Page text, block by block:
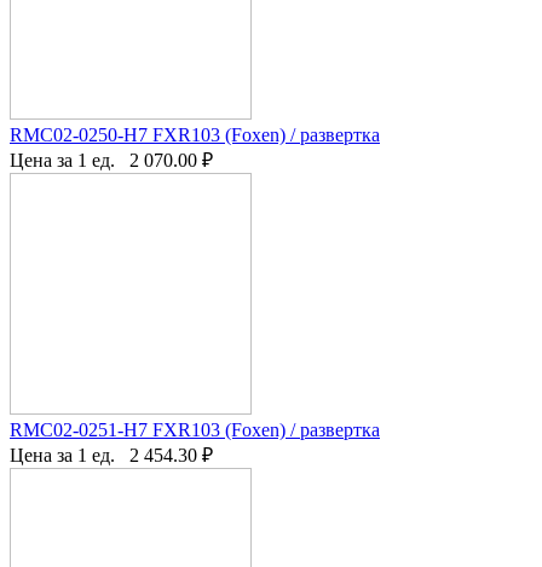
RMC02-0250-H7 FXR103 (Foxen) / развертка
Цена за 1 ед.
2 070.00 ₽
RMC02-0251-H7 FXR103 (Foxen) / развертка
Цена за 1 ед.
2 454.30 ₽